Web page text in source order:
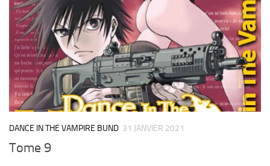
DANCE IN THE VAMPIRE BUND 31 JANVIER 2021
Tome 9